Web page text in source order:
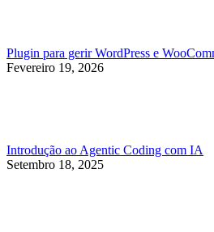
Plugin para gerir WordPress e
Fevereiro 19, 2026
Introdução ao Agentic Coding com IA
Setembro 18, 2025